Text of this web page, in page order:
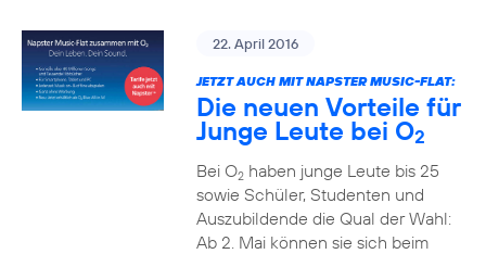
22. April 2016
JETZT AUCH MIT NAPSTER MUSIC-FLAT:
Die neuen Vorteile für
Junge Leute bei O2
Bei O2haben junge Leute bis 25
sowie Schüler, Studenten und
Auszubildende die Qual der Wahl:
Ab 2. Mai können sie sich beim